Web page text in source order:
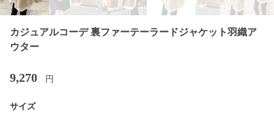
カジュアルコーデ 裏ファーテーラードジャケット羽織ア
ウター
9,270 円
サイズ